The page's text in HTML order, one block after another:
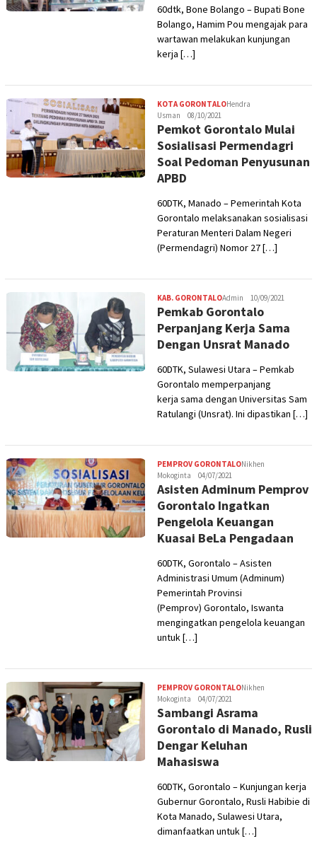
60dtk, Bone Bolango – Bupati Bone
Bolango, Hamim Pou mengajak para
wartawan melakukan kunjungan
kerja […]
KOTA GORONTALOHendra
Usman
08/10/2021
Pemkot Gorontalo Mulai
Sosialisasi Permendagri
Soal Pedoman Penyusunan
APBD
60DTK, Manado – Pemerintah Kota
Gorontalo melaksanakan sosialisasi
Peraturan Menteri Dalam Negeri
(Permendagri) Nomor 27 […]
KAB. GORONTALOAdmin 10/09/2021
Pemkab Gorontalo
Perpanjang Kerja Sama
Dengan Unsrat Manado
60DTK, Sulawesi Utara – Pemkab
Gorontalo memperpanjang
kerja sama dengan Universitas Sam
Ratulangi (Unsrat). Ini dipastikan […]
PEMPROV GORONTALONikhen
Mokoginta
04/07/2021
Asisten Adminum Pemprov
Gorontalo Ingatkan
Pengelola Keuangan
Kuasai BeLa Pengadaan
60DTK, Gorontalo – Asisten
Administrasi Umum (Adminum)
Pemerintah Provinsi
(Pemprov) Gorontalo, Iswanta
mengingatkan pengelola keuangan
untuk […]
PEMPROV GORONTALONikhen
Mokoginta
04/07/2021
Sambangi Asrama
Gorontalo di Manado, Rusli
Dengar Keluhan
Mahasiswa
60DTK, Gorontalo – Kunjungan kerja
Gubernur Gorontalo, Rusli Habibie di
Kota Manado, Sulawesi Utara,
dimanfaatkan untuk […]